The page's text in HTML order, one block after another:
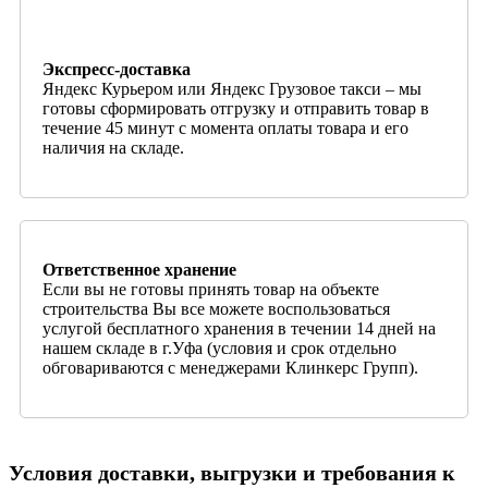
Экспресс-доставка
Яндекс Курьером или Яндекс Грузовое такси – мы
готовы сформировать отгрузку и отправить товар в
течение 45 минут с момента оплаты товара и его
наличия на складе.
Ответственное хранение
Если вы не готовы принять товар на объекте
строительства Вы все можете воспользоваться
услугой бесплатного хранения в течении 14 дней на
нашем складе в г.Уфа (условия и срок отдельно
обговариваются с менеджерами Клинкерс Групп).
Условия доставки, выгрузки и требования к